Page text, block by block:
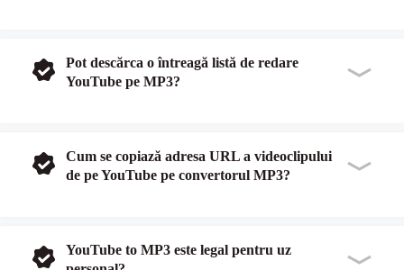
Pot descărca o întreagă listă de redare
YouTube pe MP3?
Cum se copiază adresa URL a videoclipului
de pe YouTube pe convertorul MP3?
YouTube to MP3 este legal pentru uz